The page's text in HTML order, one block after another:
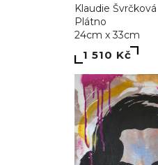
Klaudie Švrčková
Plátno
24cm x 33cm
1 510 Kč